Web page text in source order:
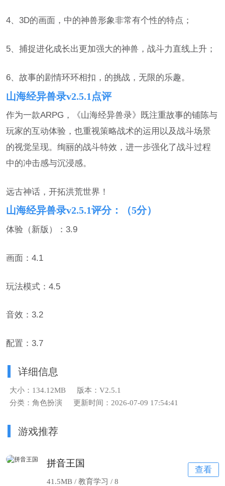
4、3D的画面，中的神兽形象非常有个性的特点；
5、捕捉进化成长出更加强大的神兽，战斗力直线上升；
6、故事的剧情环环相扣，的挑战，无限的乐趣。
山海经异兽录v2.5.1点评
作为一款ARPG，《山海经异兽录》既注重故事的铺陈与
玩家的互动体验，也重视策略战术的运用以及战斗场景
的视觉呈现。绚丽的战斗特效，进一步强化了战斗过程
中的冲击感与沉浸感。
远古神话，开拓洪荒世界！
山海经异兽录v2.5.1评分：（5分）
体验（新版）：3.9
画面：4.1
玩法模式：4.5
音效：3.2
配置：3.7
详细信息
大小：134.12MB
版本：V2.5.1
分类：角色扮演
更新时间：2026-07-09 17:54:41
游戏推荐
拼音王国
41.5MB / 教育学习 /8
查看